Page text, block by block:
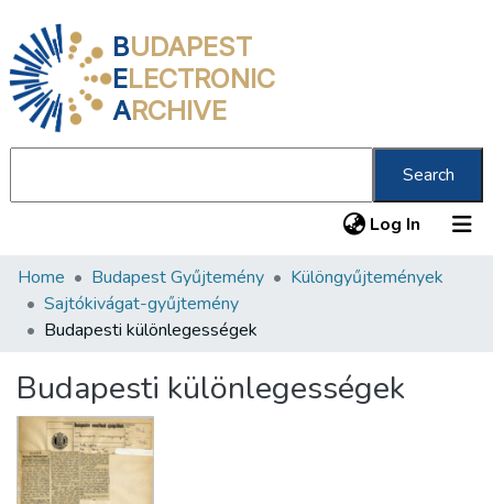
BUDAPEST
ELECTRONIC
ARCHIVE
Search
Log In (current)
Communities & Collections
All of DSpace
About us
Home Budapest Gyűjtemény
Különgyűjtemények
Sajtókivágat-gyűjtemény
Budapesti különlegességek
Budapesti különlegességek